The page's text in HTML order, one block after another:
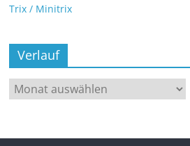
Trix / Minitrix
Verlauf